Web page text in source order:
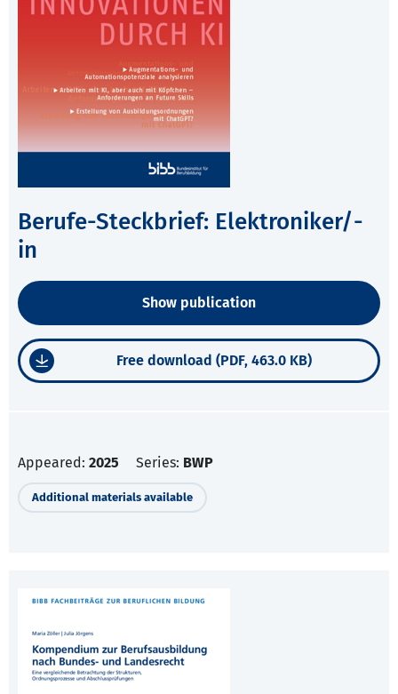
Berufe-Steckbrief: Elektroniker/-
in
Show publication
Free download (PDF, 463.0 KB)
Appeared: 2025 Series: BWP
Additional materials available